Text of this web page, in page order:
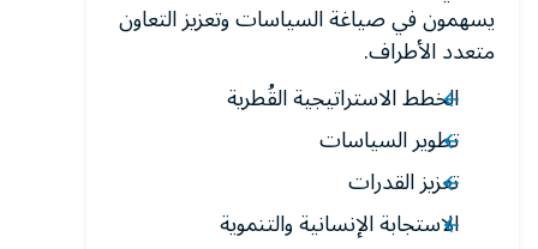
يسهمون في صياغة السياسات وتعزيز التعاون
متعدد الأطراف.
الخطط الاستراتيجية القُطرية
تطوير السياسات
تعزيز القدرات
الاستجابة الإنسانية والتنموية